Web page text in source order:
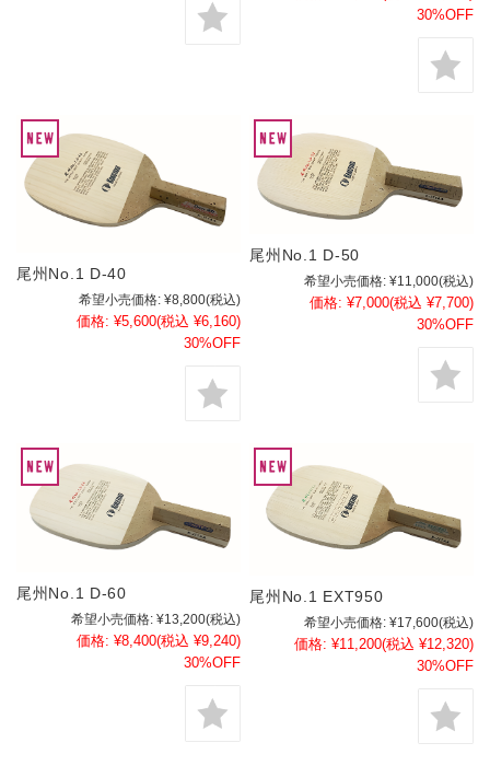
30%OFF
尾州No.1 D-40
希望小売価格: ¥8,800(税込)
価格: ¥5,600(税込 ¥6,160)
30%OFF
尾州No.1 D-50
希望小売価格: ¥11,000(税込)
価格: ¥7,000(税込 ¥7,700)
30%OFF
尾州No.1 D-60
希望小売価格: ¥13,200(税込)
価格: ¥8,400(税込 ¥9,240)
30%OFF
尾州No.1 EXT950
希望小売価格: ¥17,600(税込)
価格: ¥11,200(税込 ¥12,320)
30%OFF